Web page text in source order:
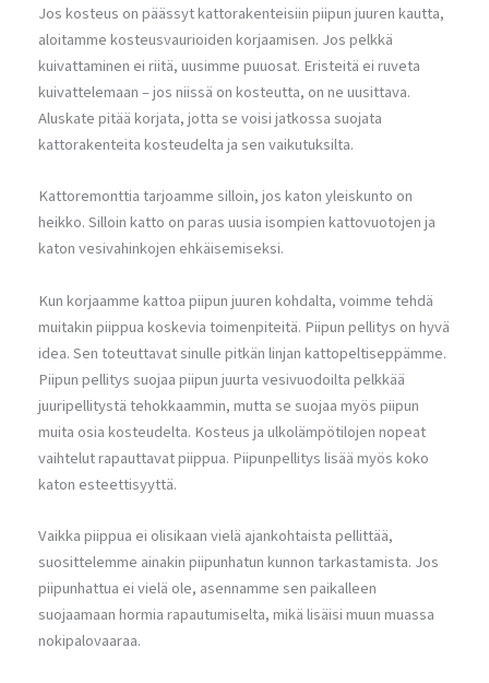
Jos kosteus on päässyt kattorakenteisiin piipun juuren kautta,
aloitamme kosteusvaurioiden korjaamisen. Jos pelkkä
kuivattaminen ei riitä, uusimme puuosat. Eristeitä ei ruveta
kuivattelemaan – jos niissä on kosteutta, on ne uusittava.
Aluskate pitää korjata, jotta se voisi jatkossa suojata
kattorakenteita kosteudelta ja sen vaikutuksilta.
Kattoremonttia tarjoamme silloin, jos katon yleiskunto on
heikko. Silloin katto on paras uusia isompien kattovuotojen ja
katon vesivahinkojen ehkäisemiseksi.
Kun korjaamme kattoa piipun juuren kohdalta, voimme tehdä
muitakin piippua koskevia toimenpiteitä. Piipun pellitys on hyvä
idea. Sen toteuttavat sinulle pitkän linjan kattopeltiseppämme.
Piipun pellitys suojaa piipun juurta vesivuodoilta pelkkää
juuripellitystä tehokkaammin, mutta se suojaa myös piipun
muita osia kosteudelta. Kosteus ja ulkolämpötilojen nopeat
vaihtelut rapauttavat piippua. Piipunpellitys lisää myös koko
katon esteettisyyttä.
Vaikka piippua ei olisikaan vielä ajankohtaista pellittää,
suosittelemme ainakin piipunhatun kunnon tarkastamista. Jos
piipunhattua ei vielä ole, asennamme sen paikalleen
suojaamaan hormia rapautumiselta, mikä lisäisi muun muassa
nokipalovaaraa.